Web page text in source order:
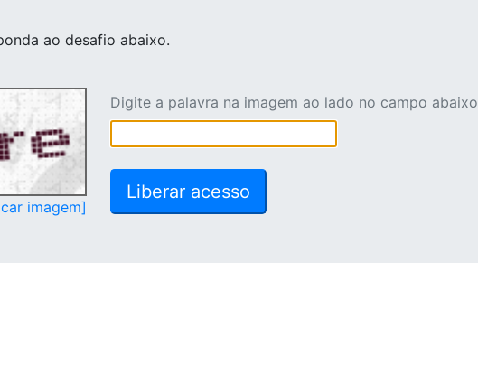
ao desafio abaixo.
imagem]
Digite a palavra na imagem ao lado no campo abaixo